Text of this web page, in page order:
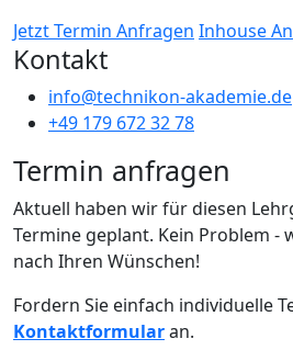
Jetzt Termin Anfragen Inhouse
Kontakt
info@technikon-akademie.de
+49 179 672 32 78
Termin anfragen
Aktuell haben wir für diesen
Termine geplant. Kein Problem -
nach Ihren Wünschen!
Fordern Sie einfach individuelle
Kontaktformularan.